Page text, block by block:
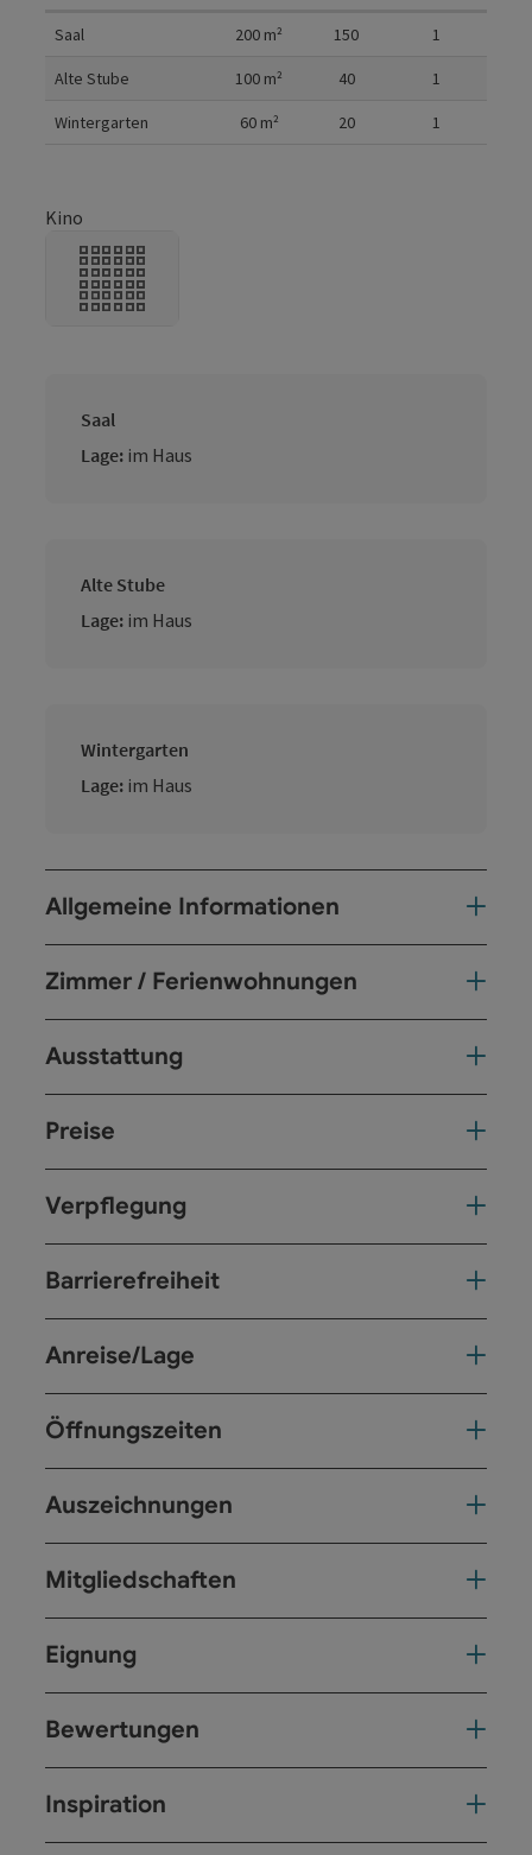
Saal 200 m² 150 1
Alte Stube 100 m² 40 1
Wintergarten 60m² 20 1
Kino
Saal
Lage: im Haus
Alte Stube
Lage: im Haus
Wintergarten
Lage: im Haus
Allgemeine Informationen
Zimmer / Ferienwohnungen
Ausstattung
Preise
Verpflegung
Barrierefreiheit
Anreise/Lage
Öffnungszeiten
Auszeichnungen
Mitgliedschaften
Eignung
Bewertungen
Inspiration